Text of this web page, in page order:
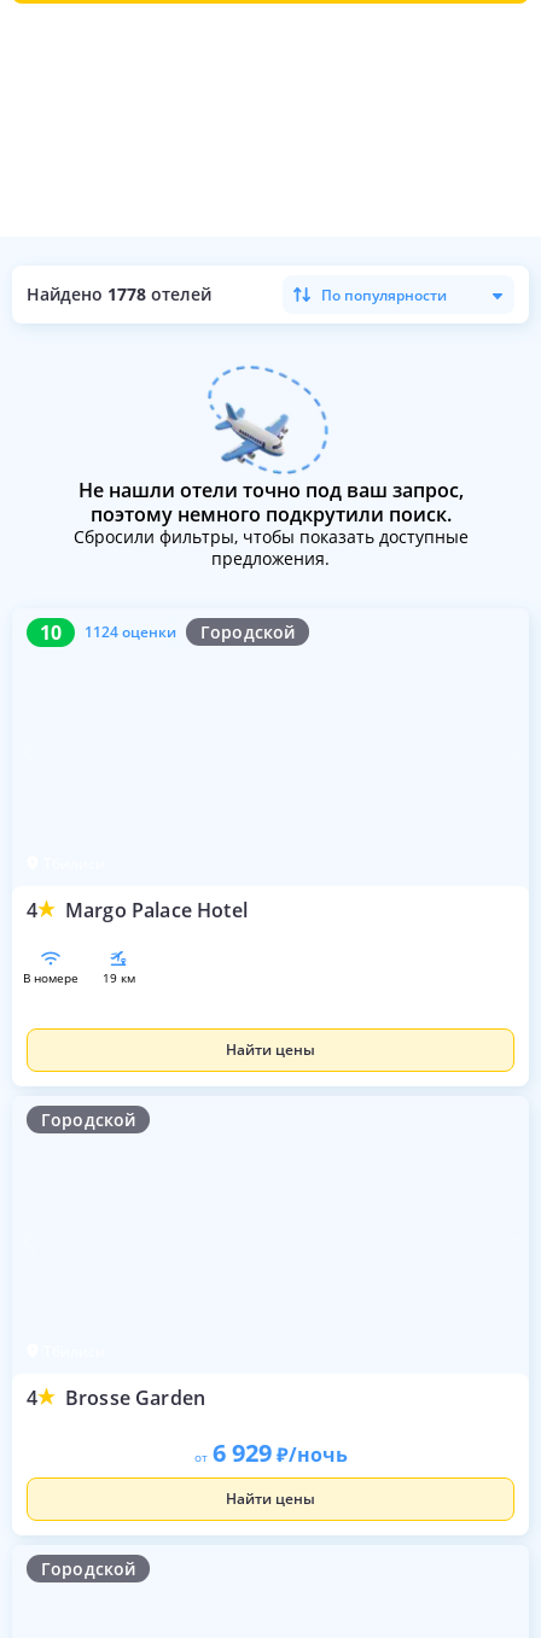
Найдено 1778 отелей По популярности
Не нашли отели точно под ваш запрос,
поэтому немного подкрутили поиск.
Сбросили фильтры, чтобы показать доступные
предложения.
10 1124 оценки Городской
4 Margo Palace Hotel
10 1124 оценки
в номере 19 км
Найти цены
Городской
4 Brosse Garden
от 6 929 /ночь
Найти цены
Городской